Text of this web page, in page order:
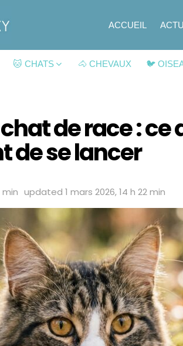
ACCUEIL
🐱 CHATS 🐴 CHEVAUX 🐦
de race : ce
de se lancer
min updated 1 mars 2026, 14 h 22 min